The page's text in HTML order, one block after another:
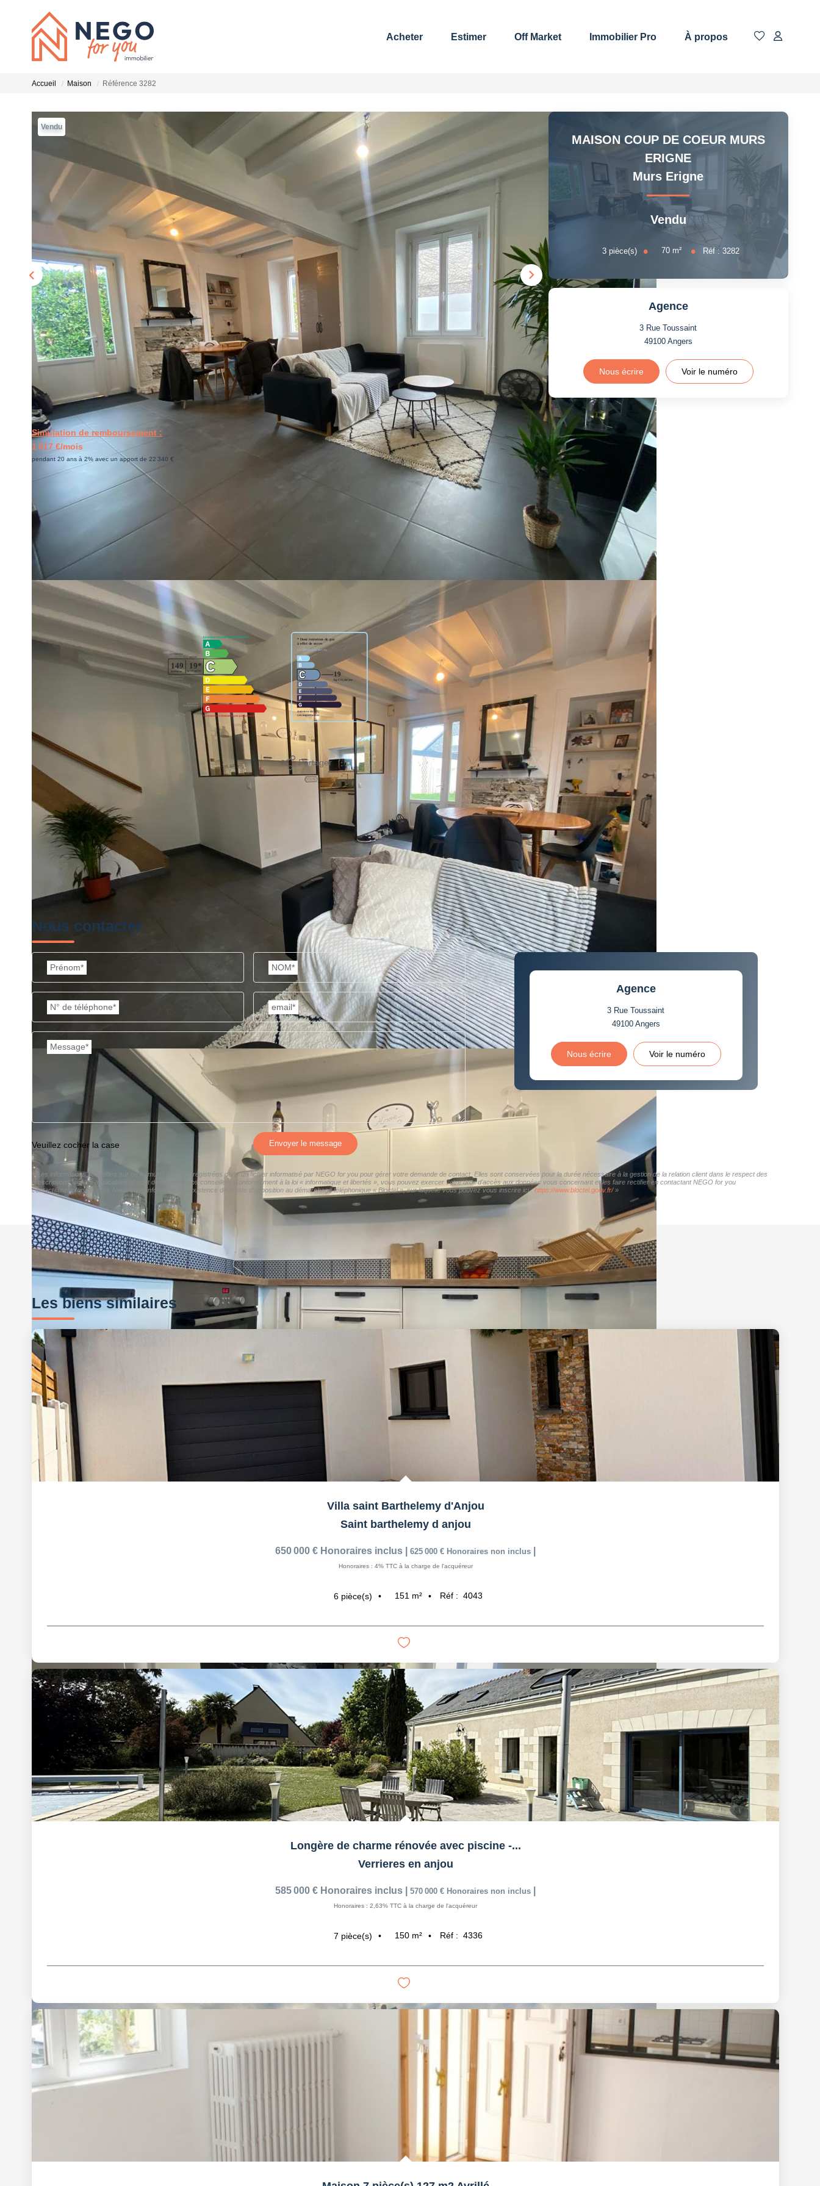
Acheter Estimer Off Market Immobilier Pro À propos
Accueil Maison Référence 3282
Vendu
Simulation de remboursement :
1 017 €/mois
pendant 20 ans à 2% avec un apport de 22 340 €
Description
Réf : 3282
MURS ERIGNE: Venez découvrir rapidement cette jolie maison coup de coeur d'une superficie de 70m2 offrant une belle
pièce de vie avec cuisine A/E donnant sur beau jardin bien exposé de 130m2, 2 chambres, une salle d'eau. Une dépendance
vient parfaire ce bien sur ce secteur très recherché. FAIRE VITE ! 223404€ hono ch vendeur. DPE C/C. Ag co : 0661845621
Diagnostics énergétiques
Partager Calculer mon budget
Nos honoraires
MAISON COUP DE COEUR MURS
ERIGNE
Murs Erigne
Vendu
3 pièce(s) 70 m² Réf : 3282
Agence
3 Rue Toussaint
49100 Angers
Nous écrire Voir le numéro
Nous contacter
Prénom* NOM*
N° de téléphone* email*
Message*
Veuillez cocher la case Envoyer le message
Agence
3 Rue Toussaint
49100 Angers
Nous écrire Voir le numéro
« Les informations recueillies sur ce formulaire sont enregistrées dans un fichier informatisé par NEGO for you pour gérer votre demande de contact. Elles sont conservées pour la durée nécessaire à la gestion de la relation client dans le respect des
prescriptions légales applicables et sont destinées à nos conseillers Conformément à la loi « informatique et libertés », vous pouvez exercer votre droit d'accès aux données vous concernant et les faire rectifier en contactant NEGO for you
contact@negoforyou.com. Nous vous informons de l'existence de la liste d'opposition au démarchage téléphonique « Bloctel », sur laquelle vous pouvez vous inscrire ici :https://www.bloctel.gouv.fr/»
Les biens similaires
Villa saint Barthelemy d'Anjou
Saint barthelemy d anjou
650 000 € Honoraires inclus 625 000 € Honoraires non inclus
Honoraires : 4% TTC à la charge de l'acquéreur
6 pièce(s) 151 m² Réf : 4043
Longère de charme rénovée avec piscine -...
Verrieres en anjou
585 000 € Honoraires inclus 570 000 € Honoraires non inclus
Honoraires : 2,63% TTC à la charge de l'acquéreur
7 pièce(s) 150 m² Réf : 4336